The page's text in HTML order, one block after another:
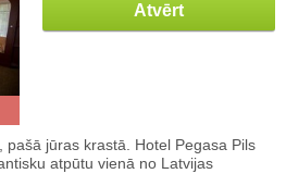
Atvērt
pašā jūras krastā. Hotel Pegasa Pils
atpūtu vienā no Latvijas